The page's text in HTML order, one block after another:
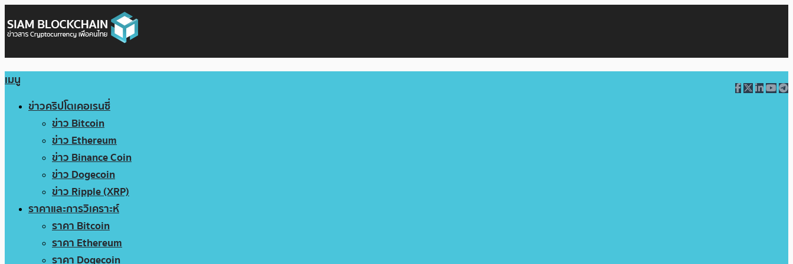
เมนู
ข่าวคริปโตเคอเรนซี่
ข่าว Bitcoin
ข่าว Ethereum
ข่าว Binance Coin
ข่าว Dogecoin
ข่าว Ripple (XRP)
ราคาและการวิเคราะห์
ราคา Bitcoin
ราคา Ethereum
ราคา Dogecoin